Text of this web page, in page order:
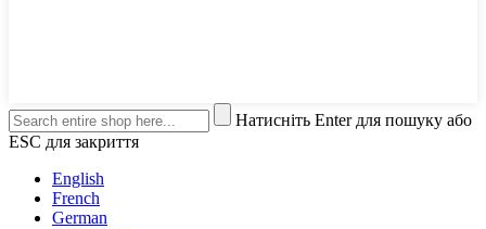
Натисніть Enter для пошуку або
ESC для закриття
English
French
German